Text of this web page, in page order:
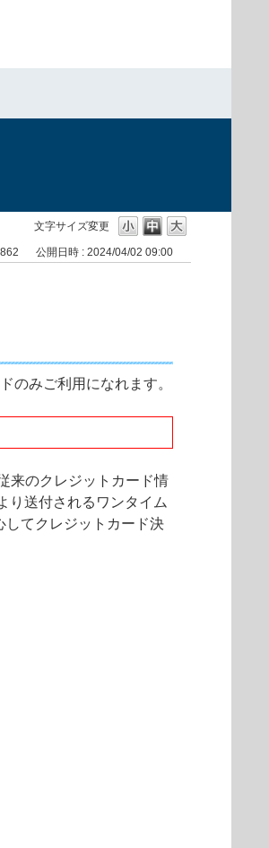
文字サイズ変更
公開日時 : 2024/04/02 09:00
のみご利用になれます。
来のクレジットカード情
り送付されるワンタイム
てクレジットカード決